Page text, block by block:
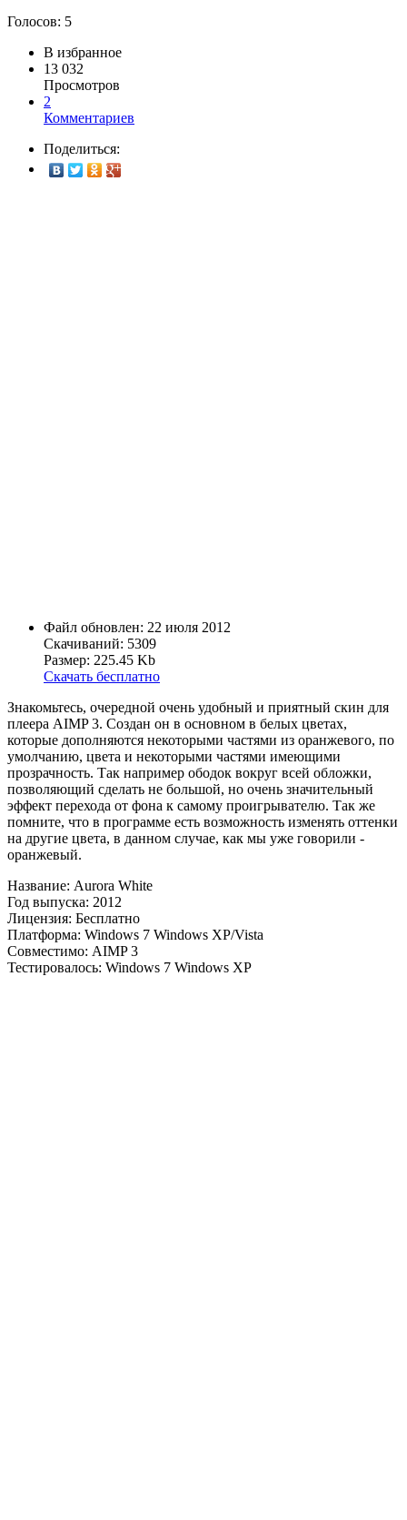
Голосов: 5
В избранное
13 032
Просмотров
2
Комментариев
Поделиться:
Файл обновлен: 22 июля 2012
Скачиваний: 5309
Размер: 225.45 Kb
Скачать бесплатно
Знакомьтесь, очередной очень удобный и приятный скин для
плеера AIMP 3. Создан он в основном в белых цветах,
которые дополняются некоторыми частями из оранжевого, по
умолчанию, цвета и некоторыми частями имеющими
прозрачность. Так например ободок вокруг всей обложки,
позволяющий сделать не большой, но очень значительный
эффект перехода от фона к самому проигрывателю. Так же
помните, что в программе есть возможность изменять оттенки
на другие цвета, в данном случае, как мы уже говорили -
оранжевый.
Название: Aurora White
Год выпуска: 2012
Лицензия: Бесплатно
Платформа: Windows 7 Windows XP/Vista
Совместимо: AIMP 3
Тестировалось: Windows 7 Windows XP